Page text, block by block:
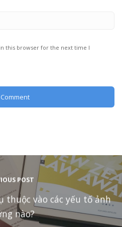
this browser for the next time I
POST
thuộc vào các yếu tố ảnh
nào?